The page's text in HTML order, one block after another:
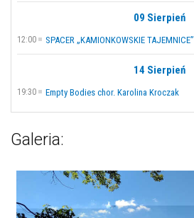
09 Sierpień
12:00 SPACER „KAMIONKOWSKIE TAJEMNICE”
14 Sierpień
19:30 Empty Bodies chor. Karolina Kroczak
Galeria: